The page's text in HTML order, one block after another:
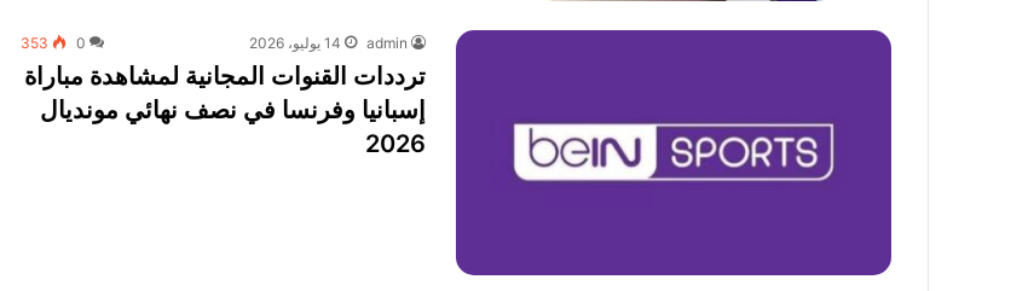
admin 14 يوليو، 2026 0
353
ترددات القنوات المجانية لمشاهدة مباراة
إسبانيا وفرنسا في نصف نهائي مونديال
2026